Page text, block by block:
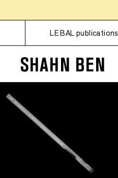
LE BAL publications
SHAHN BEN